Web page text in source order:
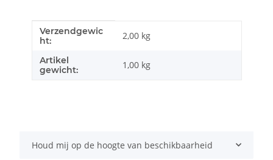
Producteigenschap
Waarde
Verzendgewic
ht:
2,00 kg
Artikel
gewicht:
1,00 kg
Houd mij op de hoogte van beschikbaarheid